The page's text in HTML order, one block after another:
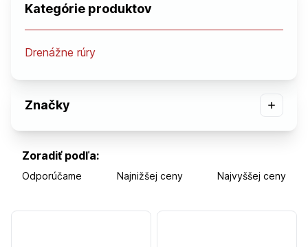
Kategórie produktov
Drenážne rúry
Značky
Zoradiť podľa:
Odporúčame Najnižšej ceny Najvyššej ceny